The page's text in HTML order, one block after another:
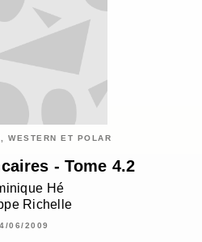
WESTERN ET POLAR
- Tome 4.2
Hé
Richelle
06/2009